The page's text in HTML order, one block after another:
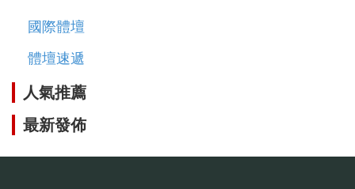
國際體壇
體壇速遞
人氣推薦
最新發佈